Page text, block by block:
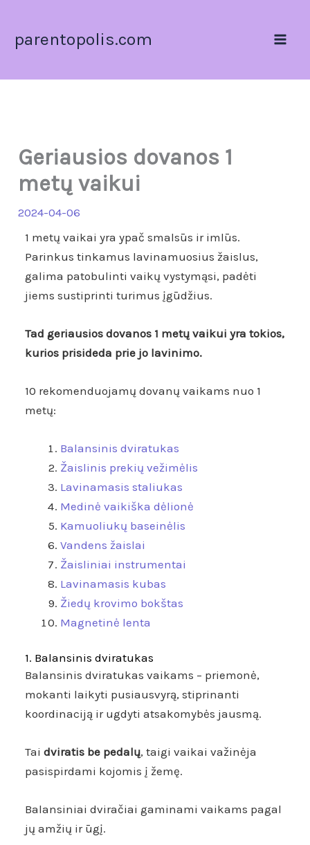
turinio
parentopolis.com
Geriausios dovanos 1
metų vaikui
2024-04-06
1 metų vaikai yra ypač smalsūs ir imlūs.
Parinkus tinkamus lavinamuosius žaislus,
galima patobulinti vaikų vystymąsi, padėti
jiems sustiprinti turimus įgūdžius.
Tad geriausios dovanos 1 metų vaikui yra tokios,
kurios prisideda prie jo lavinimo.
10 rekomenduojamų dovanų vaikams nuo 1
metų:
Balansinis dviratukas
Žaislinis prekių vežimėlis
Lavinamasis staliukas
Medinė vaikiška dėlionė
Kamuoliukų baseinėlis
Vandens žaislai
Žaisliniai instrumentai
Lavinamasis kubas
Žiedų krovimo bokštas
Magnetinė lenta
1. Balansinis dviratukas
Balansinis dviratukas vaikams – priemonė,
mokanti laikyti pusiausvyrą, stiprinanti
koordinaciją ir ugdyti atsakomybės jausmą.
Taidviratis be pedalų, taigi vaikai važinėja
pasispirdami kojomis į žemę.
Balansiniai dviračiai gaminami vaikams pagal
jų amžių ir ūgį.